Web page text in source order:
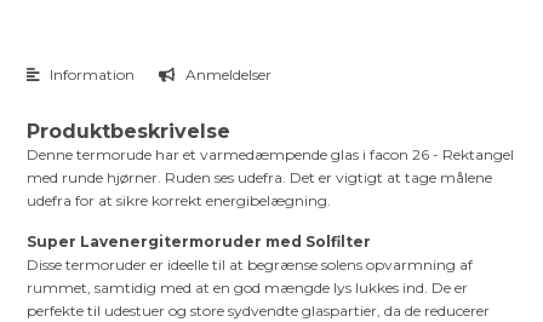
Information Anmeldelser
Produktbeskrivelse
Denne termorude har et varmedæmpende glas i facon 26 - Rektangel
med runde hjørner. Ruden ses udefra. Det er vigtigt at tage målene
udefra for at sikre korrekt energibelægning.
Super Lavenergitermoruder med Solfilter
Disse termoruder er ideelle til at begrænse solens opvarmning af
rummet, samtidig med at en god mængde lys lukkes ind. De er
perfekte til udestuer og store sydvendte glaspartier, da de reducerer